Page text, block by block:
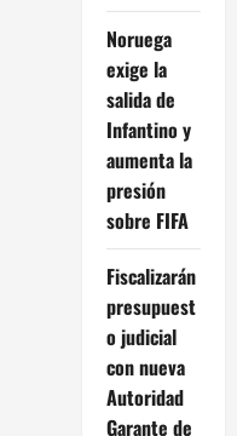
Noruega
exige la
salida de
Infantino y
aumenta la
presión
sobre FIFA
Fiscalizarán
presupuest
o judicial
con nueva
Autoridad
Garante de